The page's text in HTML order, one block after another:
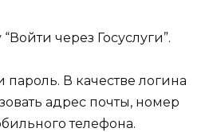
через Госуслуги”.
пароль. В качестве логина
адрес почты, номер
телефона.